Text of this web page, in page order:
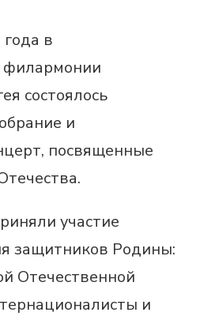
в
филармонии
состоялось
и
посвященные
участие
защитников Родины:
Отечественной
и